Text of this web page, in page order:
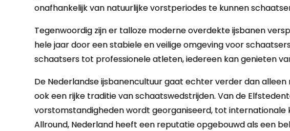
onafhankelijk van natuurlijke vorstperiodes te kunnen
Tegenwoordig zijn er talloze moderne overdekte ijsbanen
hele jaar door een stabiele en veilige omgeving voor
schaatsers tot professionele atleten, iedereen kan genieten
De Nederlandse ijsbanencultuur gaat echter verder dan
ook een rijke traditie van schaatswedstrijden. Van de
vorstomstandigheden wordt georganiseerd, tot internationale
Allround, Nederland heeft een reputatie opgebouwd als een